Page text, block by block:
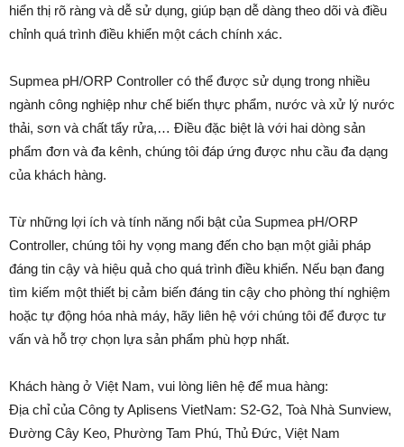
hiển thị rõ ràng và dễ sử dụng, giúp bạn dễ dàng theo dõi và điều
chỉnh quá trình điều khiển một cách chính xác.
Supmea pH/ORP Controller có thể được sử dụng trong nhiều
ngành công nghiệp như chế biến thực phẩm, nước và xử lý nước
thải, sơn và chất tẩy rửa,… Điều đặc biệt là với hai dòng sản
phẩm đơn và đa kênh, chúng tôi đáp ứng được nhu cầu đa dạng
của khách hàng.
Từ những lợi ích và tính năng nổi bật của Supmea pH/ORP
Controller, chúng tôi hy vọng mang đến cho bạn một giải pháp
đáng tin cậy và hiệu quả cho quá trình điều khiển. Nếu bạn đang
tìm kiếm một thiết bị cảm biến đáng tin cậy cho phòng thí nghiệm
hoặc tự động hóa nhà máy, hãy liên hệ với chúng tôi để được tư
vấn và hỗ trợ chọn lựa sản phẩm phù hợp nhất.
Khách hàng ở Việt Nam, vui lòng liên hệ để mua hàng:
Địa chỉ của Công ty Aplisens VietNam: S2-G2, Toà Nhà Sunview,
Đường Cây Keo, Phường Tam Phú, Thủ Đức, Việt Nam